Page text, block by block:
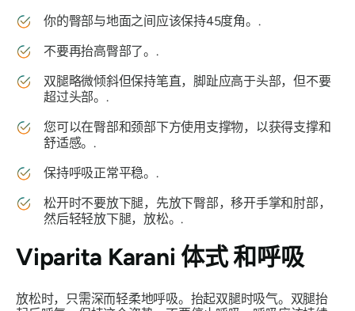
你的臀部与地面之间应该保持45度角。.
不要再抬高臀部了。.
双腿略微倾斜但保持笔直，脚趾应高于头部，但不要
超过头部。.
您可以在臀部和颈部下方使用支撑物，以获得支撑和
舒适感。.
保持呼吸正常平稳。.
松开时不要放下腿，先放下臀部，移开手掌和肘部，
然后轻轻放下腿，放松。.
Viparita Karani 体式和呼吸
放松时，只需深而轻柔地呼吸。抬起双腿时吸气。双腿抬